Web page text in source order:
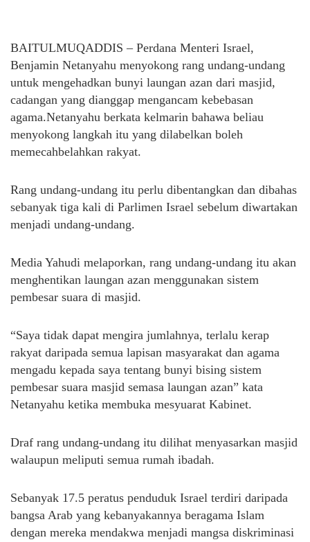
BAITULMUQADDIS – Perdana Menteri Israel,
Benjamin Netanyahu menyokong rang undang-undang
untuk mengehadkan bunyi laungan azan dari masjid,
cadangan yang dianggap mengancam kebebasan
agama.Netanyahu berkata kelmarin bahawa beliau
menyokong langkah itu yang dilabelkan boleh
memecahbelahkan rakyat.
Rang undang-undang itu perlu dibentangkan dan dibahas
sebanyak tiga kali di Parlimen Israel sebelum diwartakan
menjadi undang-undang.
Media Yahudi melaporkan, rang undang-undang itu akan
menghentikan laungan azan menggunakan sistem
pembesar suara di masjid.
“Saya tidak dapat mengira jumlahnya, terlalu kerap
rakyat daripada semua lapisan masyarakat dan agama
mengadu kepada saya tentang bunyi bising sistem
pembesar suara masjid semasa laungan azan” kata
Netanyahu ketika membuka mesyuarat Kabinet.
Draf rang undang-undang itu dilihat menyasarkan masjid
walaupun meliputi semua rumah ibadah.
Sebanyak 17.5 peratus penduduk Israel terdiri daripada
bangsa Arab yang kebanyakannya beragama Islam
dengan mereka mendakwa menjadi mangsa diskriminasi